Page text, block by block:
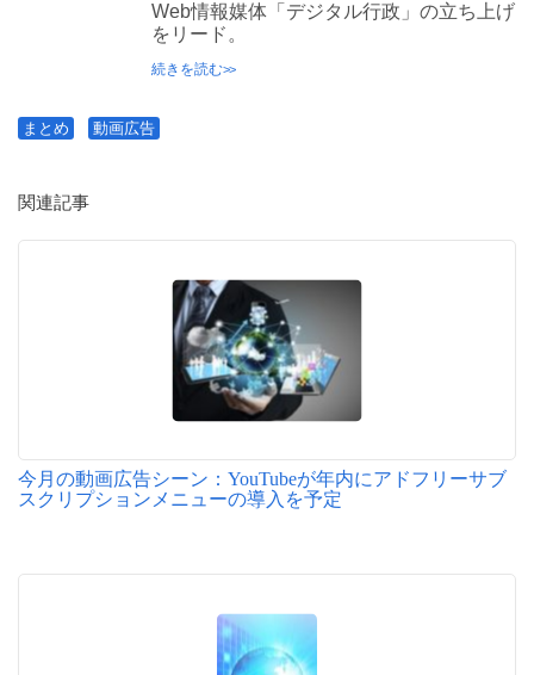
Web情報媒体「デジタル行政」の立ち上げ
をリード。
続きを読む
まとめ 動画広告
関連記事
今月の動画広告シーン：YouTubeが年内にアドフリーサブ
スクリプションメニューの導入を予定